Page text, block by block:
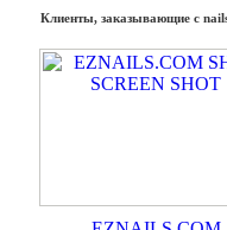
Клиенты, заказывающие с